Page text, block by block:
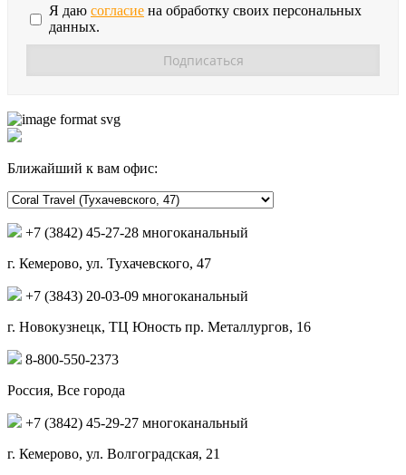
Я даю согласие на обработку своих персональных
данных.
Ближайший к вам офис:
+7 (3842) 45-27-28 многоканальный
г. Кемерово, ул. Тухачевского, 47
+7 (3843) 20-03-09 многоканальный
г. Новокузнецк, ТЦ Юность пр. Металлургов, 16
8-800-550-2373
Россия, Все города
+7 (3842) 45-29-27 многоканальный
г. Кемерово, ул. Волгоградская, 21